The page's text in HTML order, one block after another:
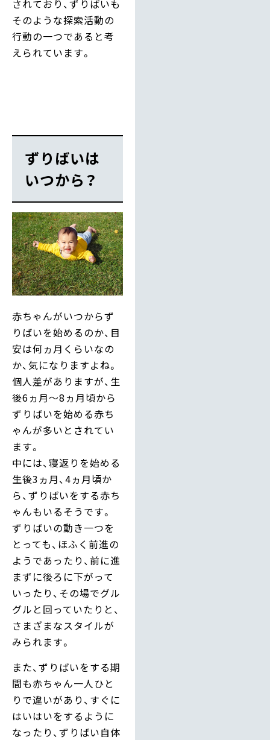
されており、ずりばいも
そのような探索活動の
行動の一つであると考
えられています。
ずりばいは
いつから？
赤ちゃんがいつからず
りばいを始めるのか、目
安は何ヵ月くらいなの
か、気になりますよね。
個人差がありますが、生
後6ヵ月～8ヵ月頃から
ずりばいを始める赤ち
ゃんが多いとされてい
ます。
中には、寝返りを始める
生後3ヵ月、4ヵ月頃か
ら、ずりばいをする赤ち
ゃんもいるそうです。
ずりばいの動き一つを
とっても、ほふく前進の
ようであったり、前に進
まずに後ろに下がって
いったり、その場でグル
グルと回っていたりと、
さまざまなスタイルが
みられます。
また、ずりばいをする期
間も赤ちゃん一人ひと
りで違いがあり、すぐに
はいはいをするように
なったり、ずりばい自体